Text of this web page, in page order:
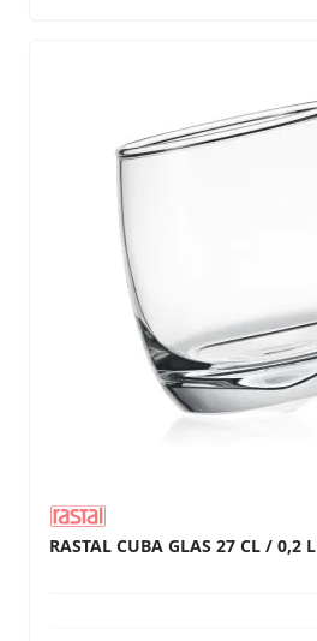
RASTAL CUBA GLAS 27 CL / 0,2 L